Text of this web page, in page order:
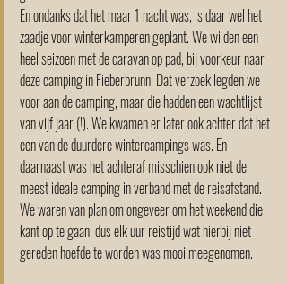
En ondanks dat het maar 1 nacht was, is daar wel het
zaadje voor winterkamperen geplant. We wilden een
heel seizoen met de caravan op pad, bij voorkeur naar
deze camping in Fieberbrunn. Dat verzoek legden we
voor aan de camping, maar die hadden een wachtlijst
van vijf jaar (!). We kwamen er later ook achter dat het
een van de duurdere wintercampings was. En
daarnaast was het achteraf misschien ook niet de
meest ideale camping in verband met de reisafstand.
We waren van plan om ongeveer om het weekend die
kant op te gaan, dus elk uur reistijd wat hierbij niet
gereden hoefde te worden was mooi meegenomen.